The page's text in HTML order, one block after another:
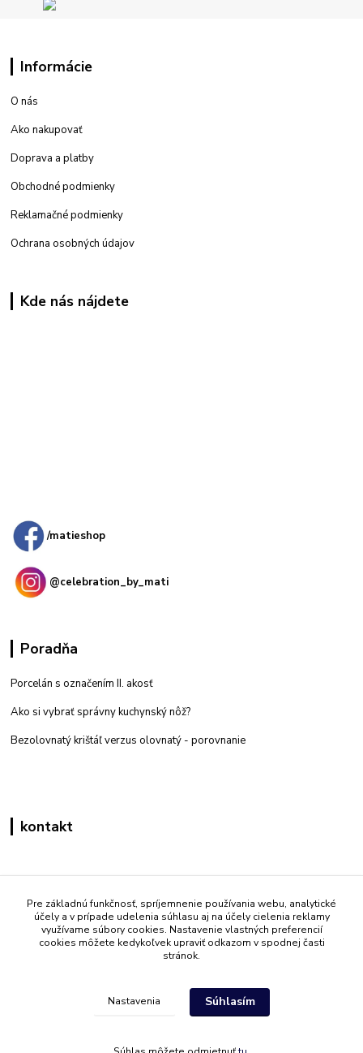
Informácie
O nás
Ako nakupovať
Doprava a platby
Obchodné podmienky
Reklamačné podmienky
Ochrana osobných údajov
Kde nás nájdete
/matieshop
@celebration_by_mati
Poradňa
Porcelán s označením II. akosť
Ako si vybrať správny kuchynský nôž?
Bezolovnatý krištáľ verzus olovnatý - porovnanie
kontakt
+421 908 861 051
(Po - Pia 7:30-15:30)
info@mati.sk
Pre základnú funkčnosť, spríjemnenie používania webu, analytické
účely a v prípade udelenia súhlasu aj na účely cielenia reklamy
využívame súbory cookies. Nastavenie vlastných preferencií
cookies môžete kedykoľvek upraviť odkazom v spodnej časti
stránok.
Nastavenia Súhlasím